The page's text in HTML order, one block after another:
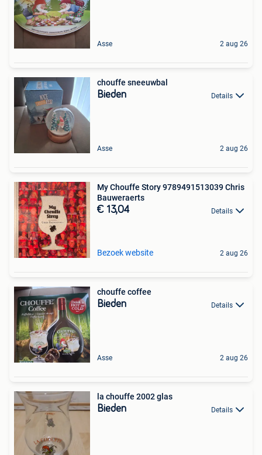
Asse 2 aug 26
chouffe sneeuwbal
Bieden Details
Asse 2 aug 26
My Chouffe Story 9789491513039 Chris
Bauweraerts
€ 13,04 Details
Bezoek website 2 aug 26
chouffe coffee
Bieden Details
Asse 2 aug 26
la chouffe 2002 glas
Bieden Details